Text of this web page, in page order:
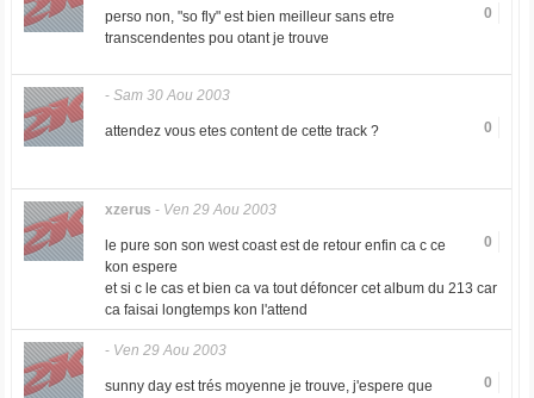
0
perso non, "so fly" est bien meilleur sans etre
transcendentes pou otant je trouve
- Sam 30 Aou 2003
0
attendez vous etes content de cette track ?
xzerus - Ven 29 Aou 2003
0
le pure son son west coast est de retour enfin ca c ce
kon espere
et si c le cas et bien ca va tout défoncer cet album du 213 car
ca faisai longtemps kon l'attend
- Ven 29 Aou 2003
0
sunny day est trés moyenne je trouve, j'espere que